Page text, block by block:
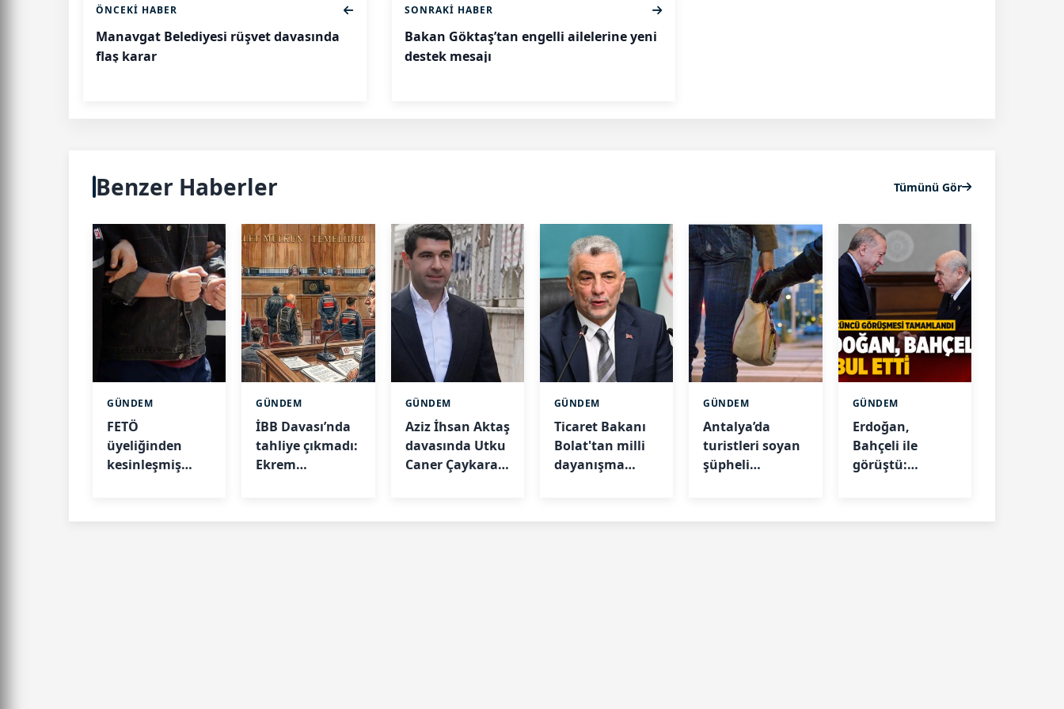
ÖNCEKI HABER
Manavgat Belediyesi rüşvet davasında
flaş karar
SONRAKI HABER
Bakan Göktaş’tan engelli ailelerine yeni
destek mesajı
Benzer Haberler Tümünü Gör
GÜNDEM
FETÖ
üyeliğinden
kesinleşmiş
GÜNDEM
İBB Davası’nda
tahliye çıkmadı:
Ekrem
GÜNDEM
Aziz İhsan Aktaş
davasında Utku
Caner Çaykara
GÜNDEM
Ticaret Bakanı
Bolat'tan milli
dayanışma
GÜNDEM
Antalya’da
turistleri soyan
şüpheli
GÜNDEM
Erdoğan,
Bahçeli ile
görüştü: